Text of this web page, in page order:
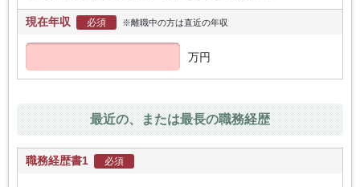
現在年収 必須 ※離職中の方は直近の年収
万円
最近の、または最長の職務経歴
職務経歴書1 必須